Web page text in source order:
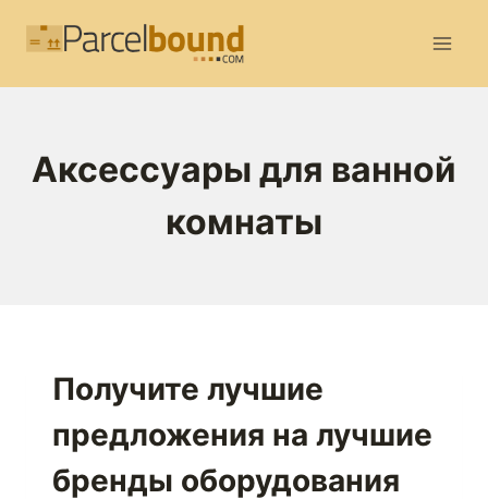
Аксессуары для ванной
комнаты
Получите лучшие
предложения на лучшие
бренды оборудования